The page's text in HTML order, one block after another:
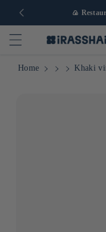
Europe 🍙
Home Khaki